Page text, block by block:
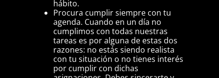
hábito.
Procura cumplir siempre con tu
agenda. Cuando en un día no
cumplimos con todas nuestras
tareas es por alguna de estas dos
razones: no estás siendo realista
con tu situación o no tienes interés
por cumplir con dichas